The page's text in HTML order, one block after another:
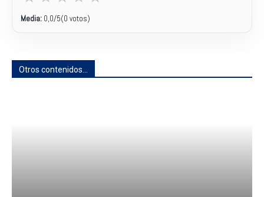
Media: 0,0/5(0 votos)
Otros contenidos...